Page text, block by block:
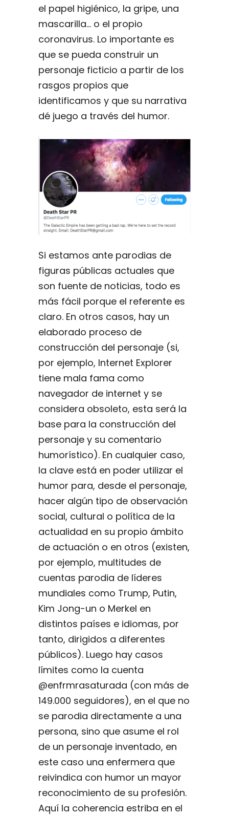
el papel higiénico, la gripe, una
mascarilla… o el propio
coronavirus. Lo importante es
que se pueda construir un
personaje ficticio a partir de los
rasgos propios que
identificamos y que su narrativa
dé juego a través del humor.
Si estamos ante parodias de
figuras públicas actuales que
son fuente de noticias, todo es
más fácil porque el referente es
claro. En otros casos, hay un
elaborado proceso de
construcción del personaje (si,
por ejemplo, Internet Explorer
tiene mala fama como
navegador de internet y se
considera obsoleto, esta será la
base para la construcción del
personaje y su comentario
humorístico). En cualquier caso,
la clave está en poder utilizar el
humor para, desde el personaje,
hacer algún tipo de observación
social, cultural o política de la
actualidad en su propio ámbito
de actuación o en otros (existen,
por ejemplo, multitudes de
cuentas parodia de líderes
mundiales como Trump, Putin,
Kim Jong-un o Merkel en
distintos países e idiomas, por
tanto, dirigidos a diferentes
públicos). Luego hay casos
límites como la cuenta
@enfrmrasaturada (con más de
149.000 seguidores), en el que no
se parodia directamente a una
persona, sino que asume el rol
de un personaje inventado, en
este caso una enfermera que
reivindica con humor un mayor
reconocimiento de su profesión.
Aquí la coherencia estriba en el